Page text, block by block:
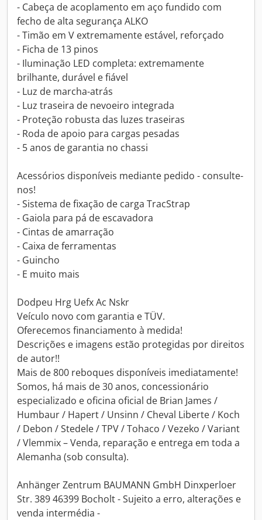
- Cabeça de acoplamento em aço fundido com
fecho de alta segurança ALKO
- Timão em V extremamente estável, reforçado
- Ficha de 13 pinos
- Iluminação LED completa: extremamente
brilhante, durável e fiável
- Luz de marcha-atrás
- Luz traseira de nevoeiro integrada
- Proteção robusta das luzes traseiras
- Roda de apoio para cargas pesadas
- 5 anos de garantia no chassi
Acessórios disponíveis mediante pedido - consulte-
nos!
- Sistema de fixação de carga TracStrap
- Gaiola para pá de escavadora
- Cintas de amarração
- Caixa de ferramentas
- Guincho
- E muito mais
Dodpeu Hrg Uefx Ac Nskr
Veículo novo com garantia e TÜV.
Oferecemos financiamento à medida!
Descrições e imagens estão protegidas por direitos
de autor!!
Mais de 800 reboques disponíveis imediatamente!
Somos, há mais de 30 anos, concessionário
especializado e oficina oficial de Brian James /
Humbaur / Hapert / Unsinn / Cheval Liberte / Koch
/ Debon / Stedele / TPV / Tohaco / Vezeko / Variant
/ Vlemmix – Venda, reparação e entrega em toda a
Alemanha (sob consulta).
Anhänger Zentrum BAUMANN GmbH Dinxperloer
Str. 389 46399 Bocholt - Sujeito a erro, alterações e
venda intermédia -